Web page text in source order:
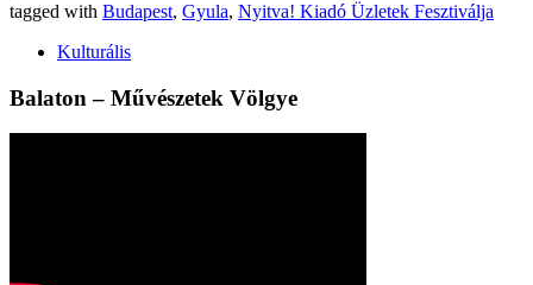
tagged with Budapest, Gyula, Nyitva! Kiadó Üzletek Fesztiválja
Kulturális
Balaton – Művészetek Völgye